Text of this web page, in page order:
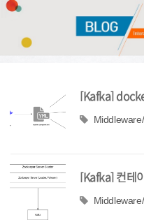
[Kafka]
Kafka 서버 설치
[Kafka] 컨테